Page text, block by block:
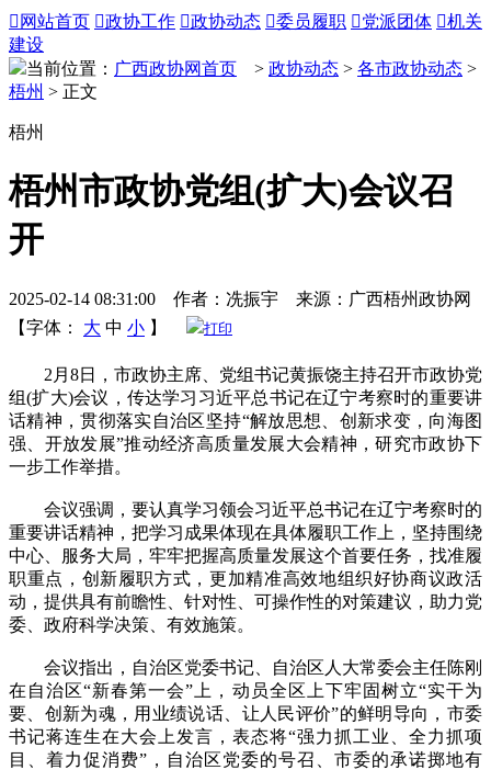
 网站首页 政协工作 政协动态 委员履职 党派团体 机关
建设
当前位置： 广西政协网首页 > 政协动态 > 各市政协动态 >
梧州 > 正文
梧州
梧州市政协党组(扩大)会议召
开
2025-02-14 08:31:00 作者：冼振宇 来源：广西梧州政协网
【字体：
大 中 小 】 打印
2月8日，市政协主席、党组书记黄振饶主持召开市政协党
组(扩大)会议，传达学习习近平总书记在辽宁考察时的重要讲
话精神，贯彻落实自治区坚持“解放思想、创新求变，向海图
强、开放发展”推动经济高质量发展大会精神，研究市政协下
一步工作举措。
会议强调，要认真学习领会习近平总书记在辽宁考察时的
重要讲话精神，把学习成果体现在具体履职工作上，坚持围绕
中心、服务大局，牢牢把握高质量发展这个首要任务，找准履
职重点，创新履职方式，更加精准高效地组织好协商议政活
动，提供具有前瞻性、针对性、可操作性的对策建议，助力党
委、政府科学决策、有效施策。
会议指出，自治区党委书记、自治区人大常委会主任陈刚
在自治区“新春第一会”上，动员全区上下牢固树立“实干为
要、创新为魂，用业绩说话、让人民评价”的鲜明导向，市委
书记蒋连生在大会上发言，表态将“强力抓工业、全力抓项
目、着力促消费”，自治区党委的号召、市委的承诺掷地有